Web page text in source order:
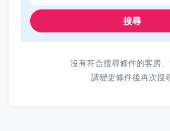
搜尋
沒有符合搜尋條件的客房、
請變更條件後再次搜